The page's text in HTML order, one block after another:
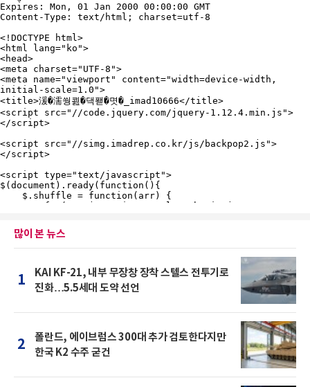
많이 본 뉴스
1
KAI KF-21, 내부 무장창 장착 스텔스 전투기로
진화…5.5세대 도약 선언
2
폴란드, 에이브럼스 300대 추가 검토한다지만
한국 K2 수주 굳건